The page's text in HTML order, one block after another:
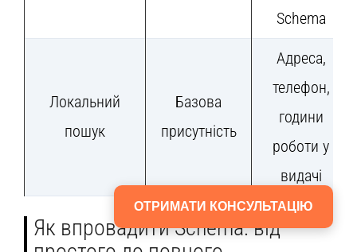
Schema
Локальний
пошук
Базова
присутність
Адреса,
телефон,
години
роботи у
видачі
Як впровадити Schema: від
ОТРИМАТИ КОНСУЛЬТАЦІЮ